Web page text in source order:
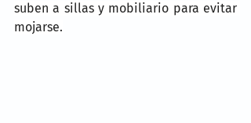
suben a sillas y mobiliario para evitar
mojarse.